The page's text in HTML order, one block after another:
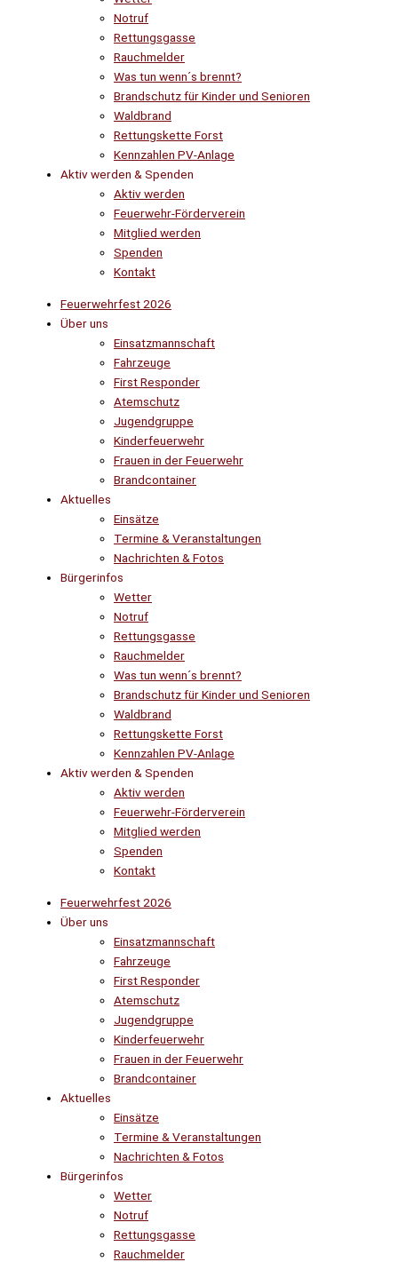
Notruf
Rettungsgasse
Rauchmelder
Was tun wenn´s brennt?
Brandschutz für Kinder und Senioren
Waldbrand
Rettungskette Forst
Kennzahlen PV-Anlage
Aktiv werden & Spenden
Aktiv werden
Feuerwehr-Förderverein
Mitglied werden
Spenden
Kontakt
Feuerwehrfest 2026
Über uns
Einsatzmannschaft
Fahrzeuge
First Responder
Atemschutz
Jugendgruppe
Kinderfeuerwehr
Frauen in der Feuerwehr
Brandcontainer
Aktuelles
Einsätze
Termine & Veranstaltungen
Nachrichten & Fotos
Bürgerinfos
Wetter
Notruf
Rettungsgasse
Rauchmelder
Was tun wenn´s brennt?
Brandschutz für Kinder und Senioren
Waldbrand
Rettungskette Forst
Kennzahlen PV-Anlage
Aktiv werden & Spenden
Aktiv werden
Feuerwehr-Förderverein
Mitglied werden
Spenden
Kontakt
Feuerwehrfest 2026
Über uns
Einsatzmannschaft
Fahrzeuge
First Responder
Atemschutz
Jugendgruppe
Kinderfeuerwehr
Frauen in der Feuerwehr
Brandcontainer
Aktuelles
Einsätze
Termine & Veranstaltungen
Nachrichten & Fotos
Bürgerinfos
Wetter
Notruf
Rettungsgasse
Rauchmelder